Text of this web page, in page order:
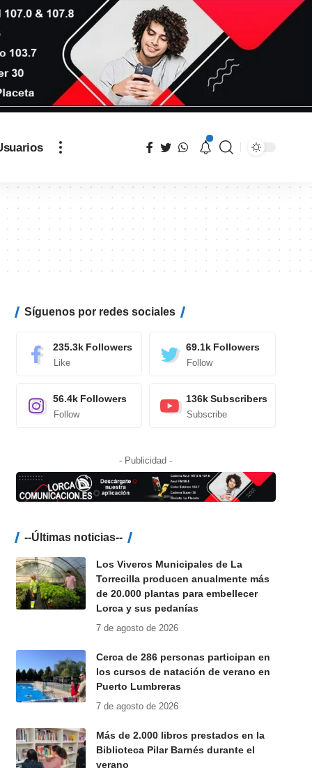
Síguenos por redes sociales
235.3k Followers
Like
69.1k Followers
Follow
56.4k Followers
Follow
136k Subscribers
Subscribe
- Publicidad -
--Últimas noticias--
Los Viveros Municipales de La
Torrecilla producen anualmente más
de 20.000 plantas para embellecer
Lorca y sus pedanías
7 de agosto de 2026
Cerca de 286 personas participan en
los cursos de natación de verano en
Puerto Lumbreras
7 de agosto de 2026
Más de 2.000 libros prestados en la
Biblioteca Pilar Barnés durante el
verano